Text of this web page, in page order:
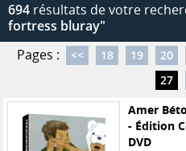
694 résultats de votre
fortress bluray"
Pages :
<< 18 19 20
27
Amer
- Édition
DVD